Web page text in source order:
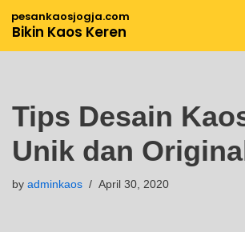
pesankaosjogja.com
Bikin Kaos Keren
Tips Desain
Unik dan
by adminkaos April 30, 2020